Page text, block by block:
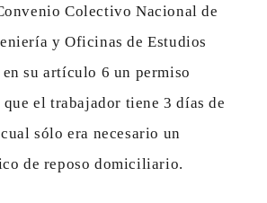
Colectivo Nacional de
y Oficinas de Estudios
su artículo 6 un permiso
el trabajador tiene 3 días de
sólo era necesario un
de reposo domiciliario.